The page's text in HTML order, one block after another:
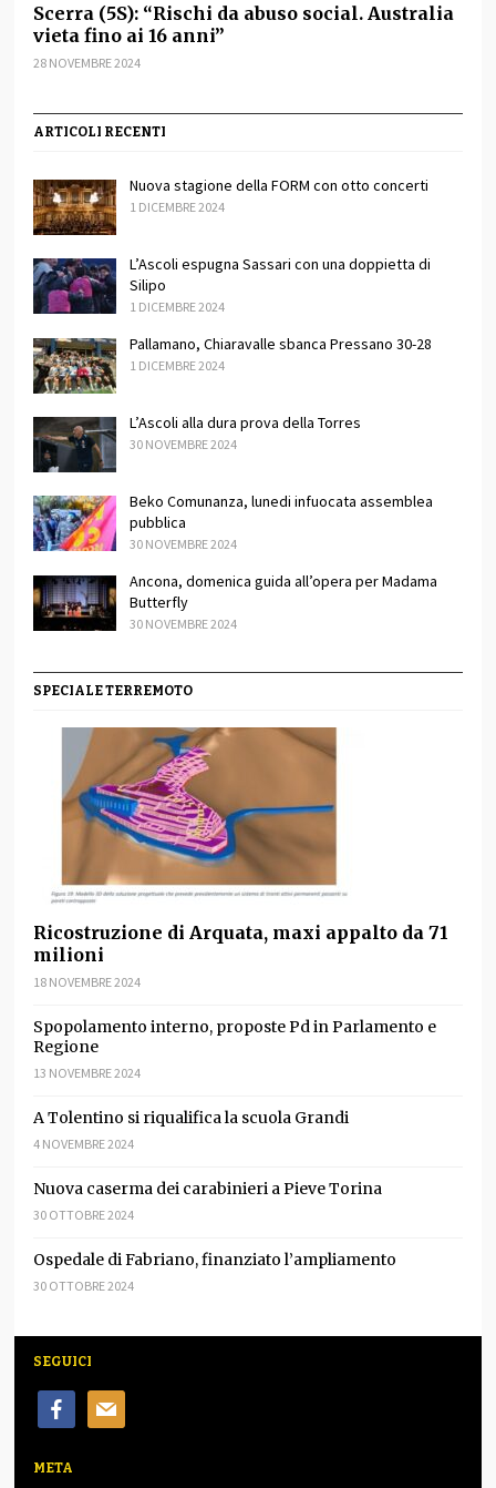
Scerra (5S): “Rischi da abuso social. Australia
vieta fino ai 16 anni”
28 NOVEMBRE 2024
ARTICOLI RECENTI
Nuova stagione della FORM con otto concerti
1 DICEMBRE 2024
L’Ascoli espugna Sassari con una doppietta di
Silipo
1 DICEMBRE 2024
Pallamano, Chiaravalle sbanca Pressano 30-28
1 DICEMBRE 2024
L’Ascoli alla dura prova della Torres
30 NOVEMBRE 2024
Beko Comunanza, lunedi infuocata assemblea
pubblica
30 NOVEMBRE 2024
Ancona, domenica guida all’opera per Madama
Butterfly
30 NOVEMBRE 2024
SPECIALE TERREMOTO
Ricostruzione di Arquata, maxi appalto da 71
milioni
18 NOVEMBRE 2024
Spopolamento interno, proposte Pd in Parlamento e
Regione
13 NOVEMBRE 2024
A Tolentino si riqualifica la scuola Grandi
4 NOVEMBRE 2024
Nuova caserma dei carabinieri a Pieve Torina
30 OTTOBRE 2024
Ospedale di Fabriano, finanziato l’ampliamento
30 OTTOBRE 2024
SEGUICI
facebookmail
META